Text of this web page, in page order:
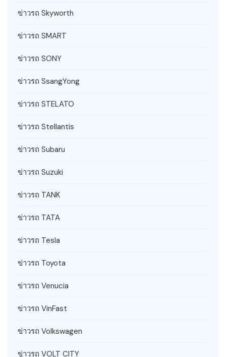
ข่าวรถ Skyworth
ข่าวรถ SMART
ข่าวรถ SONY
ข่าวรถ SsangYong
ข่าวรถ STELATO
ข่าวรถ Stellantis
ข่าวรถ Subaru
ข่าวรถ Suzuki
ข่าวรถ TANK
ข่าวรถ TATA
ข่าวรถ Tesla
ข่าวรถ Toyota
ข่าวรถ Venucia
ข่าวรถ VinFast
ข่าวรถ Volkswagen
ข่าวรถ VOLT CITY